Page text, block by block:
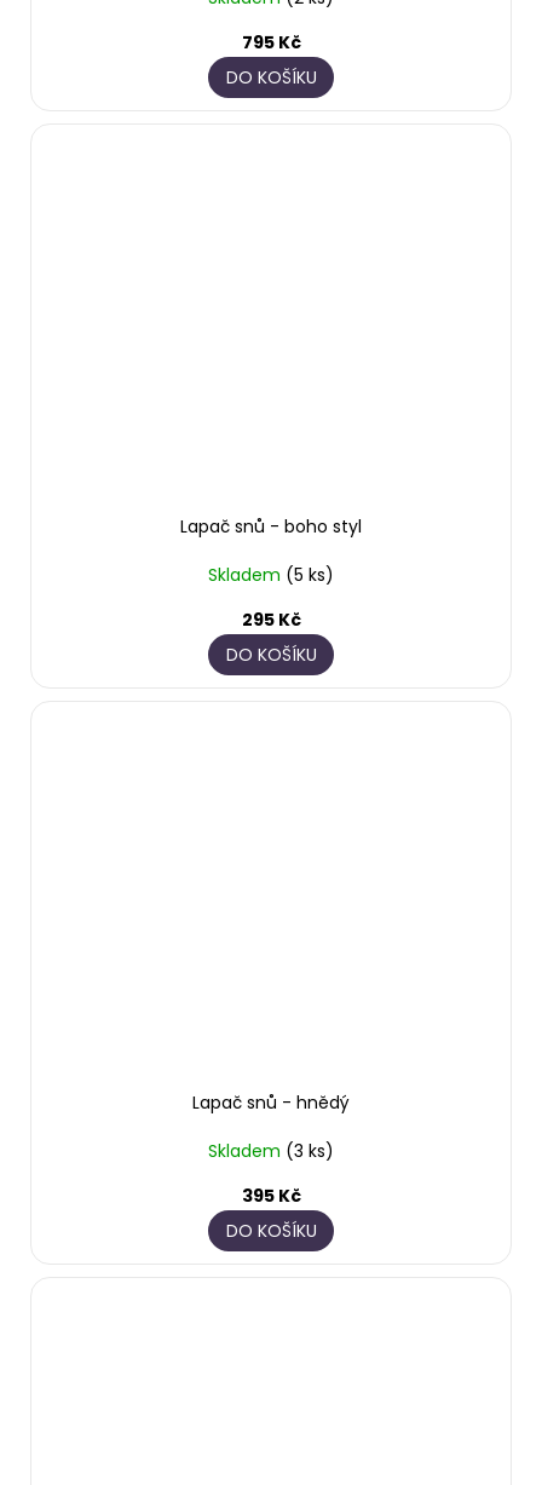
795 Kč
DO KOŠÍKU
Lapač snů - boho styl
Skladem (5 ks)
295 Kč
DO KOŠÍKU
Lapač snů - hnědý
Skladem (3 ks)
395 Kč
DO KOŠÍKU